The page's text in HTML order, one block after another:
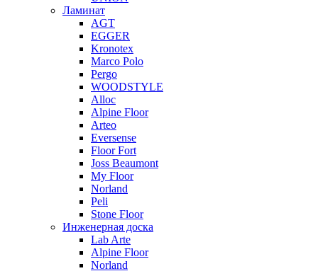
Ламинат
AGT
EGGER
Kronotex
Marco Polo
Pergo
WOODSTYLE
Alloc
Alpine Floor
Arteo
Eversense
Floor Fort
Joss Beaumont
My Floor
Norland
Peli
Stone Floor
Инженерная доска
Lab Arte
Alpine Floor
Norland